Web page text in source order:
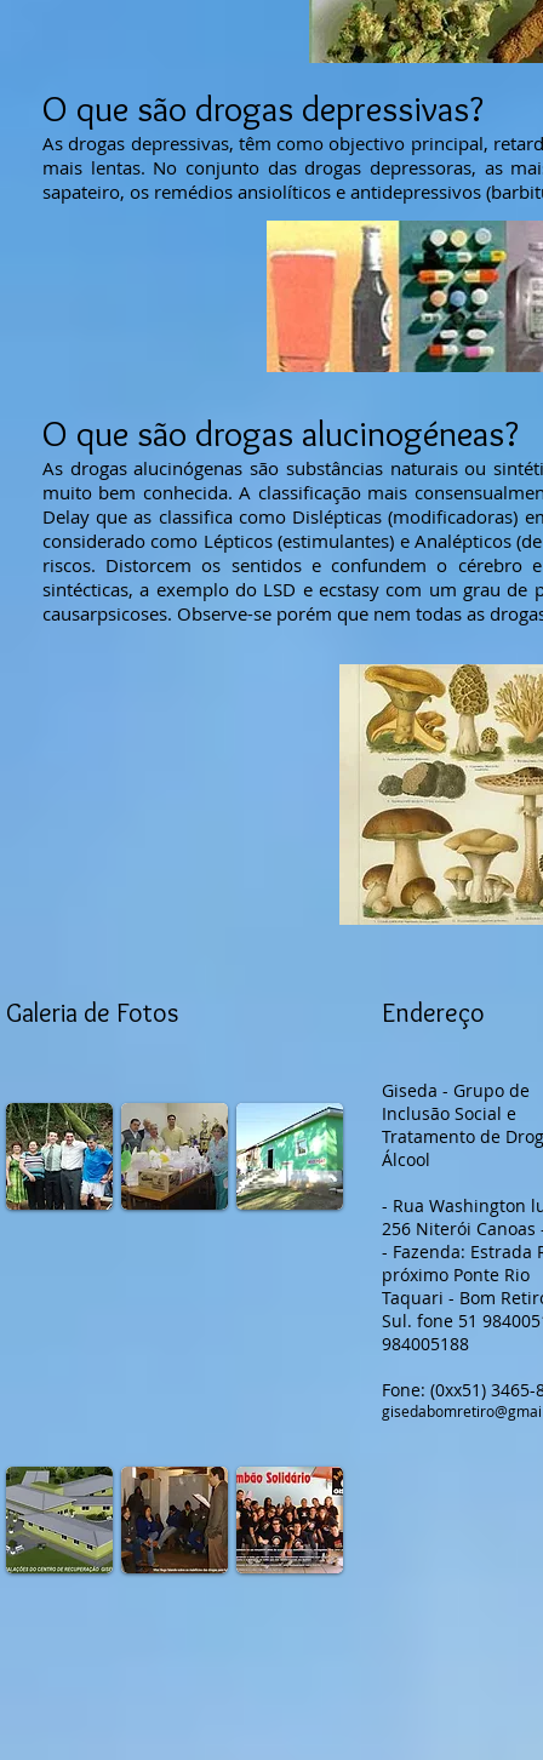
O que são drogas depressivas?
As drogas depressivas, têm como objectivo principal,
mais lentas. No conjunto das drogas depressoras, as
sapateiro, os remédios ansiolíticos e antidepressivos
O que são drogas alucinogéneas?
As drogas alucinógenas são substâncias naturais ou
muito bem conhecida. A classificação mais
Delay que as classifica como Dislépticas (modificadoras)
considerado como Lépticos (estimulantes) e Analépticos
riscos. Distorcem os sentidos e confundem o cérebro
sintécticas, a exemplo do LSD e ecstasy com um grau
causarpsicoses. Observe-se porém que nem todas as
Galeria de Fotos Endereço
Giseda - Grupo de
Inclusão Social e
Tratamento de
Álcool
- Rua Washington
256 Niterói Canoas
- Fazenda: Estrada
próximo Ponte Rio
Taquari - Bom
Sul. fone 51
984005188
Fone: (0xx51)